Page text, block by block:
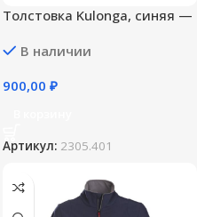
Толстовка Kulonga, синяя —
В наличии
900,00 ₽
Артикул: 2305.401